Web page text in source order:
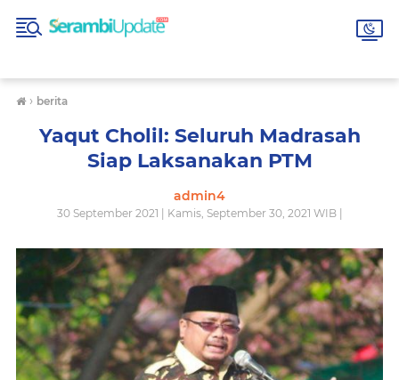
› berita
Yaqut Cholil: Seluruh Madrasah
Siap Laksanakan PTM
admin4
30 September 2021 | Kamis, September 30, 2021 WIB |